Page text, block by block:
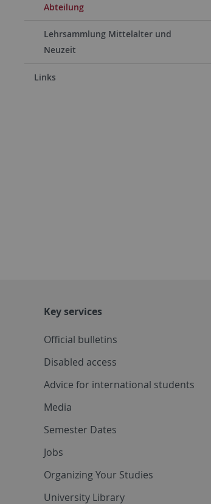
Abteilung
Lehrsammlung Mittelalter und
Neuzeit
Links
Key services
Official bulletins
Disabled access
Advice for international students
Media
Semester Dates
Jobs
Organizing Your Studies
University Library